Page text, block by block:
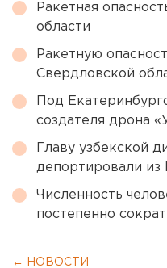
Ракетная
области
Ракетную
Свердловской
Под
создателя дрона
Главу узбекской
депортировали из
Численность
постепенно
← НОВОСТИ